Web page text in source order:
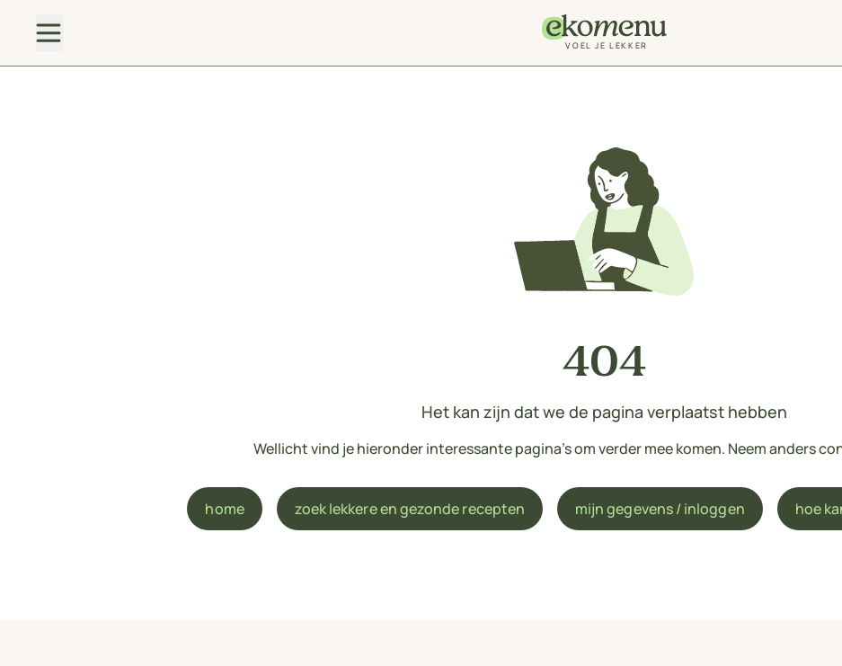
VOEL JE LEKKER
404
Het kan zijn dat we de pagina verplaatst hebben
Wellicht vind je hieronder interessante pagina's om verder mee komen. Neem anders
home zoek lekkere en gezonde recepten mijn gegevens / inloggen hoe